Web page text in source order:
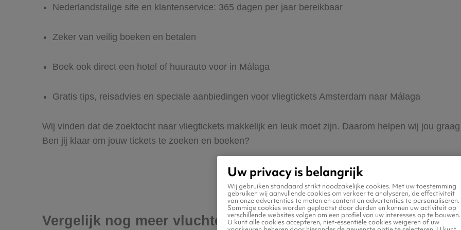
Nederlandstalige site en klantenservice: 365 dagen per jaar bereikbaar
Zeker van veilig boeken en betalen
Boek ook direct een hotel of huurauto voor in Málaga
Gratis tips, reisadvies en speciale aanbiedingen voor vliegtickets Amsterdam naar Málaga
Wij vinden dat de zoektocht naar vliegtickets makkelijk en leuk moet zijn. Daarom helpen wij jou
Ben jij klaar om jouw tickets te zoeken en boeken?
Vergelijk nog meer vluchten naar Málaga
Uw privacy is belangrijk
Wij gebruiken standaard strikt noodzakelijke cookies. Met uw toestemming
gebruiken wij aanvullende cookies om verkeer te analyseren, de effectiviteit
van onze advertenties te meten en content en advertenties te personaliseren.
Sommige cookies worden geplaatst door derden en kunnen uw activiteit op
verschillende websites volgen om een profiel van uw interesses op te bouwen.
U kunt alle cookies accepteren, niet-essentiële cookies weigeren of uw